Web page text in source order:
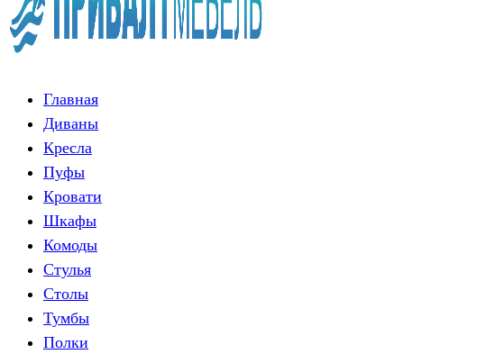
Главная
Диваны
Кресла
Пуфы
Кровати
Шкафы
Комоды
Стулья
Столы
Тумбы
Полки